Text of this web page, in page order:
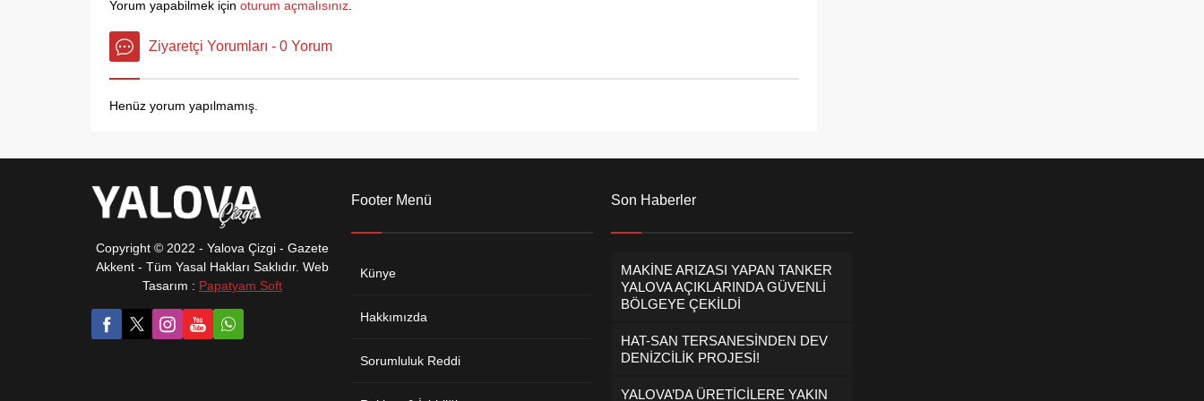
ve hijyen noktasında güvenilir bir
firma olduklarını...
Yorum yapabilmek için oturum açmalısınız
Ziyaretçi Yorumları - 0 Yorum
Henüz yorum yapılmamış.
Copyright © 2022 - Yalova Çizgi - Gazete
Akkent - Tüm Yasal Hakları Saklıdır. Web
Tasarım : Papatyam Soft
Footer Menü
Künye
Hakkımızda
Sorumluluk Reddi
Son Haberler
MAKİNE ARIZASI YAPAN TANKER
YALOVA AÇIKLARINDA GÜVENLİ
BÖLGEYE ÇEKİLDİ
HAT-SAN TERSANESİNDEN DEV
DENİZCİLİK PROJESİ!
YALOVA’DA ÜRETİCİLERE YAKIN